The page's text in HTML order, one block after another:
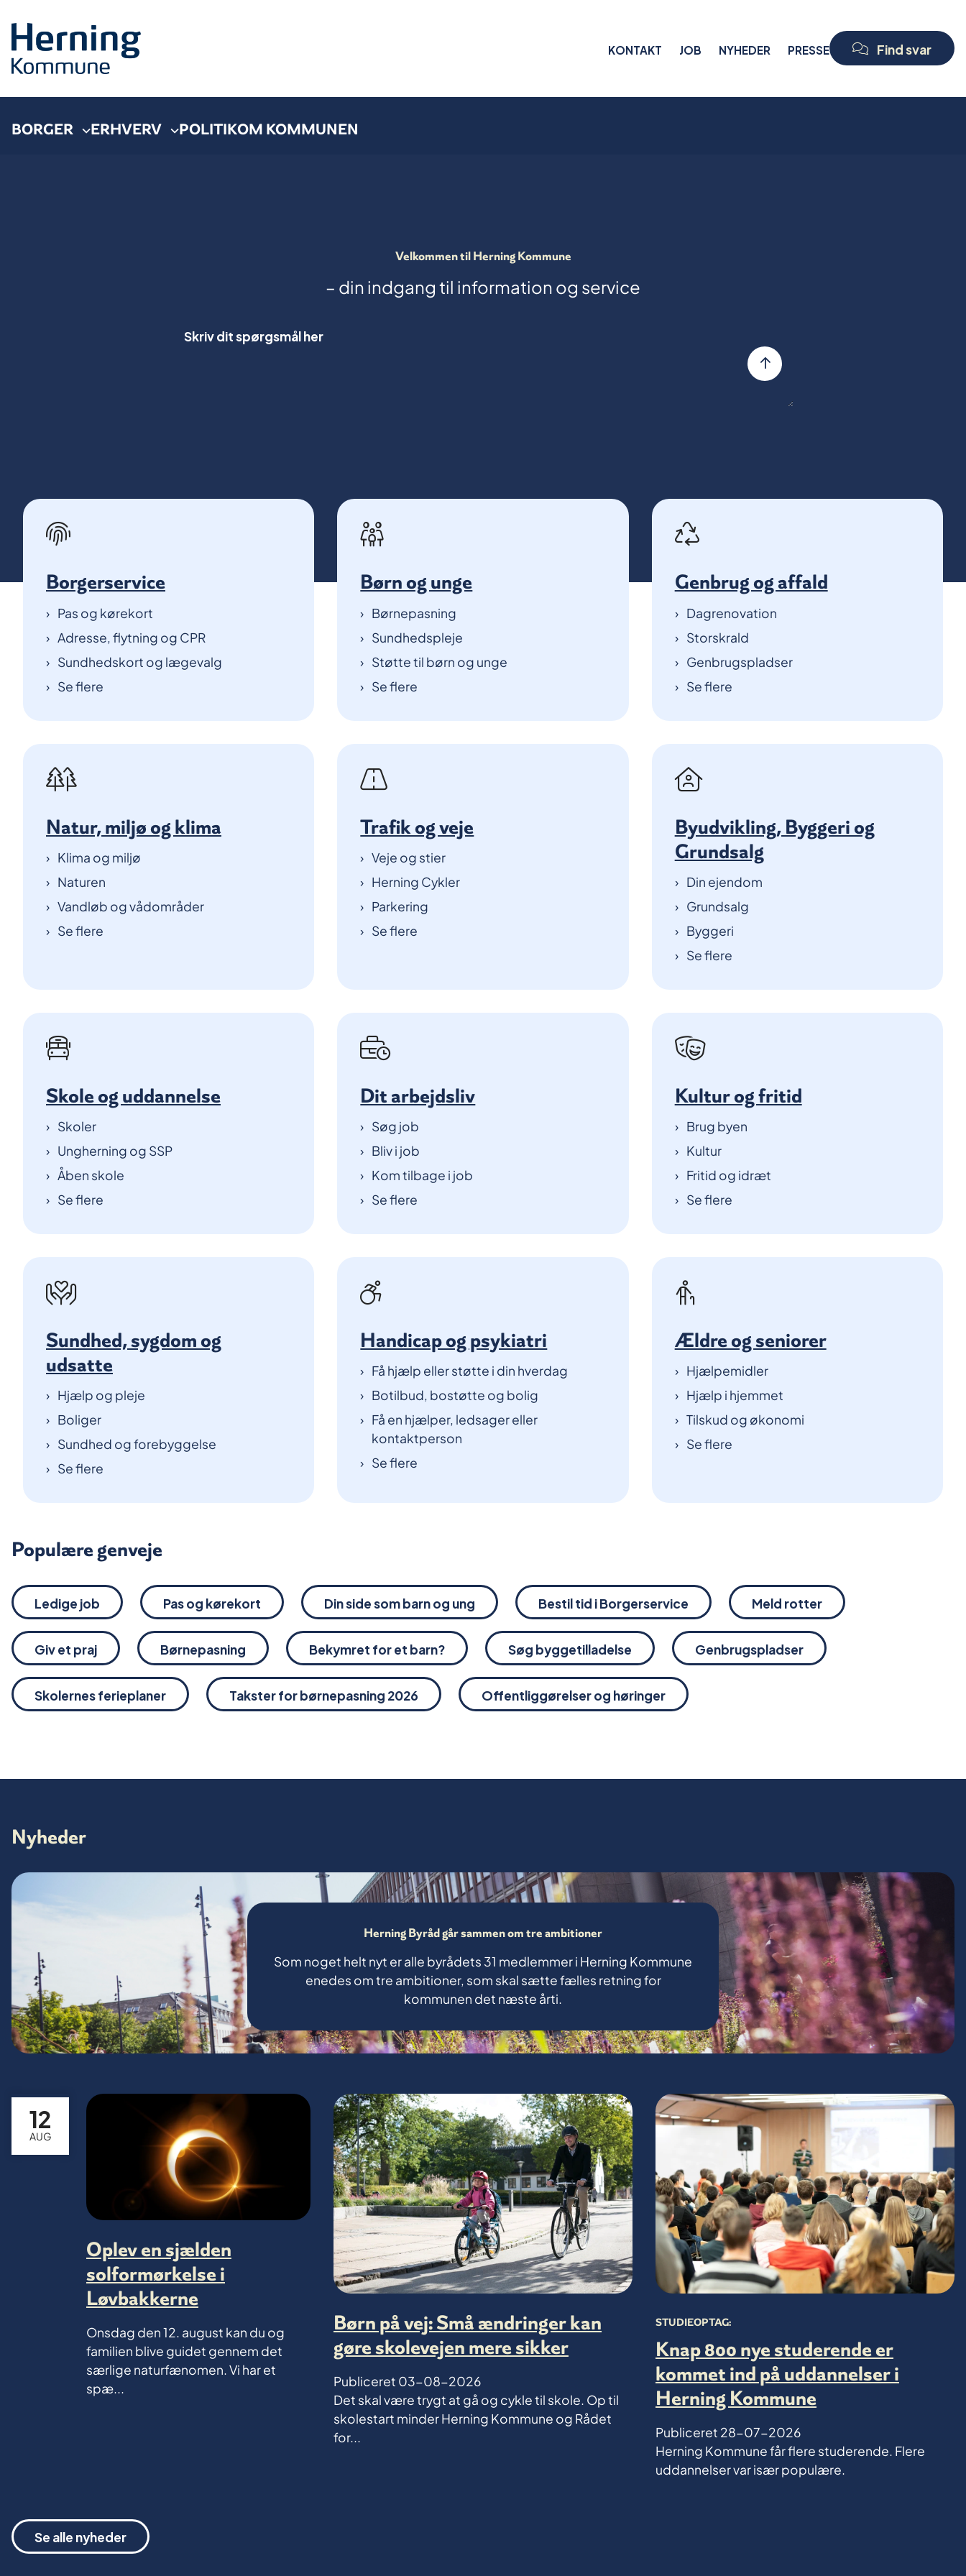
KONTAKT JOB NYHEDER PRESSE Find svar
BORGER ERHVERV POLITIKOM KOMMUNEN
Velkommen til Herning Kommune
– din indgang til information og service
Borgerservice
Pas og kørekort
Adresse, flytning og CPR
Sundhedskort og lægevalg
Se flere
Børn og unge
Børnepasning
Sundhedspleje
Støtte til børn og unge
Se flere
Genbrug og affald
Dagrenovation
Storskrald
Genbrugspladser
Se flere
Natur, miljø og klima
Klima og miljø
Naturen
Vandløb og vådområder
Se flere
Trafik og veje
Veje og stier
Herning Cykler
Parkering
Se flere
Byudvikling, Byggeri og
Grundsalg
Din ejendom
Grundsalg
Byggeri
Se flere
Skole og uddannelse
Skoler
Ungherning og SSP
Åben skole
Se flere
Dit arbejdsliv
Søg job
Bliv i job
Kom tilbage i job
Se flere
Kultur og fritid
Brug byen
Kultur
Fritid og idræt
Se flere
Sundhed, sygdom og
udsatte
Hjælp og pleje
Boliger
Sundhed og forebyggelse
Se flere
Handicap og psykiatri
Få hjælp eller støtte i din hverdag
Botilbud, bostøtte og bolig
Få en hjælper, ledsager eller
kontaktperson
Se flere
Ældre og seniorer
Hjælpemidler
Hjælp i hjemmet
Tilskud og økonomi
Se flere
Populære genveje
Ledige job Pas og kørekort Din side som barn og ung Bestil tid i Borgerservice Meld rotter
Giv et praj Børnepasning Bekymret for et barn? Søg byggetilladelse Genbrugspladser
Skolernes ferieplaner Takster for børnepasning 2026 Offentliggørelser og høringer
Nyheder
Herning Byråd går sammen om tre ambitioner
Som noget helt nyt er alle byrådets 31 medlemmer i Herning Kommune
enedes om tre ambitioner, som skal sætte fælles retning for
kommunen det næste årti.
Oplev en sjælden
solformørkelse i
Løvbakkerne
12
AUG
Onsdag den 12. august kan du og
familien blive guidet gennem det
særlige naturfænomen. Vi har et
spæ...
Børn på vej: Små ændringer kan
gøre skolevejen mere sikker
Publiceret03-08-2026
Det skal være trygt at gå og cykle til skole. Op til
skolestart minder Herning Kommune og Rådet
for...
STUDIEOPTAG:
Knap 800 nye studerende er
kommet ind på uddannelser i
Herning Kommune
Publiceret28-07-2026
Herning Kommune får flere studerende. Flere
uddannelser var især populære.
Se alle nyheder